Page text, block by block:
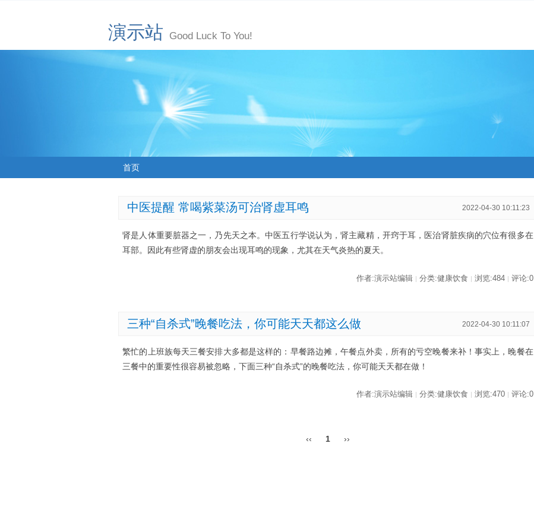
演示站 Good Luck To You!
首页
中医提醒 常喝紫菜汤可治肾虚耳鸣 2022-04-30 10:11:23
肾是人体重要脏器之一，乃先天之本。中医五行学说认为，肾主藏精，开窍于耳，医治肾脏疾病的穴位有很多在
耳部。因此有些肾虚的朋友会出现耳鸣的现象，尤其在天气炎热的夏天。
作者:演示站编辑 | 分类:健康饮食 | 浏览:484 | 评论:0
三种“自杀式”晚餐吃法，你可能天天都这么做 2022-04-30 10:11:07
繁忙的上班族每天三餐安排大多都是这样的：早餐路边摊，午餐点外卖，所有的亏空晚餐来补！事实上，晚餐在
三餐中的重要性很容易被忽略，下面三种“自杀式”的晚餐吃法，你可能天天都在做！
作者:演示站编辑 分类:健康饮食 浏览:470 评论:0
‹‹ 1 ››